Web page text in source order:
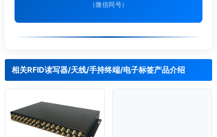
（微信同号）
相关RFID读写器/天线/手持终端/电子标签产品介绍